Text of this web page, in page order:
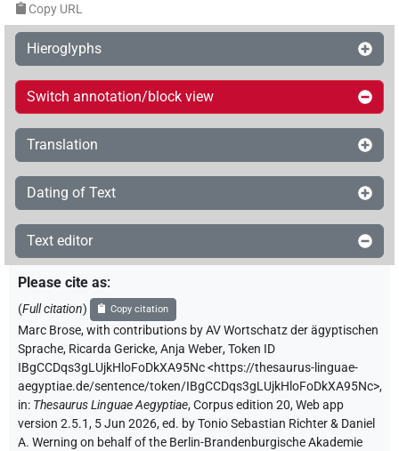
Copy URL
Hieroglyphs
Switch annotation/block view
Translation
Dating of Text
Text editor
Please cite as:
(Full citation) Copy citation
Marc Brose,with contributions byAV Wortschatz der ägyptischen
Sprache, Ricarda Gericke,Anja Weber,Token ID
IBgCCDqs3gLUjkHloFoDkXA95Nc<https://thesaurus-linguae-
aegyptiae.de/sentence/token/IBgCCDqs3gLUjkHloFoDkXA95Nc>,
in: Thesaurus Linguae Aegyptiae,Corpus edition 20, Web app
version 2.5.1, 5 Jun 2026, ed. by Tonio Sebastian Richter & Daniel
A. Werning on behalf of the Berlin-Brandenburgische Akademie